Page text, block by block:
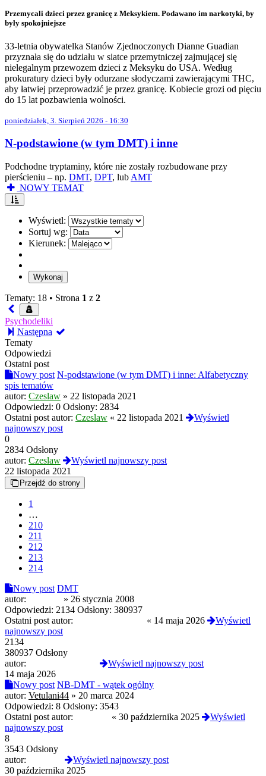
Przemycali dzieci przez granicę z Meksykiem. Podawano im narkotyki, by
były spokojniejsze
33-letnia obywatelka Stanów Zjednoczonych Dianne Guadian
przyznała się do udziału w siatce przemytniczej zajmującej się
nielegalnym przewozem dzieci z Meksyku do USA. Według
prokuratury dzieci były odurzane słodyczami zawierającymi THC,
aby łatwiej przeprowadzić je przez granicę. Kobiecie grozi od pięciu
do 15 lat pozbawienia wolności.
poniedziałek, 3. Sierpień 2026 - 16:30
N-podstawione (w tym DMT) i inne
Podchodne tryptaminy, które nie zostały rozbudowane przy
pierścieniu – np. DMT, DPT, lub AMT
NOWY TEMAT
Wyświetl:
Sortuj wg:
Kierunek:
Tematy: 18 • Strona 1 z 2
Psychodeliki
Następna
Tematy
Odpowiedzi
Ostatni post
Nowy post N-podstawione (w tym DMT) i inne: Alfabetyczny
spis tematów
autor: Czeslaw » 22 listopada 2021
Odpowiedzi: 0 Odsłony: 2834
Ostatni post autor: Czeslaw « 22 listopada 2021
Wyświetl
najnowszy post
0
2834 Odsłony
autor: Czeslaw
Wyświetl najnowszy post
22 listopada 2021
Przejdź do strony
1
…
210
211
212
213
214
Nowy post DMT
autor:
» 26 stycznia 2008
Odpowiedzi: 2134 Odsłony: 380937
Ostatni post autor:
« 14 maja 2026
Wyświetl
najnowszy post
2134
380937 Odsłony
autor:
Wyświetl najnowszy post
14 maja 2026
Nowy post NB-DMT - wątek ogólny
autor: Vetulani44 » 20 marca 2024
Odpowiedzi: 8 Odsłony: 3543
Ostatni post autor:
« 30 października 2025
Wyświetl
najnowszy post
8
3543 Odsłony
autor:
Wyświetl najnowszy post
30 października 2025